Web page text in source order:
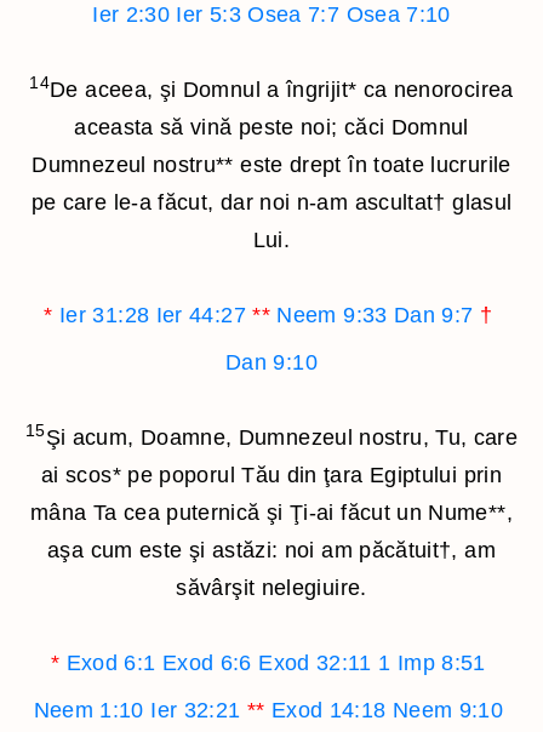
Ier 2:30 Ier 5:3 Osea 7:7 Osea 7:10
14De aceea, şi Domnul a îngrijit* ca nenorocirea
aceasta să vină peste noi; căci Domnul
Dumnezeul nostru** este drept în toate lucrurile
pe care le-a făcut, dar noi n-am ascultat† glasul
Lui.
* Ier 31:28 Ier 44:27 ** Neem 9:33 Dan 9:7 †
Dan 9:10
15Şi acum, Doamne, Dumnezeul nostru, Tu, care
ai scos*pe poporul Tău din ţara Egiptului prin
mâna Ta cea puternică şi Ţi-ai făcut un Nume**,
aşa cum este şi astăzi: noi am păcătuit†, am
săvârşit nelegiuire.
* Exod 6:1 Exod 6:6 Exod 32:11 1 Imp 8:51
Neem 1:10 Ier 32:21 ** Exod 14:18 Neem 9:10